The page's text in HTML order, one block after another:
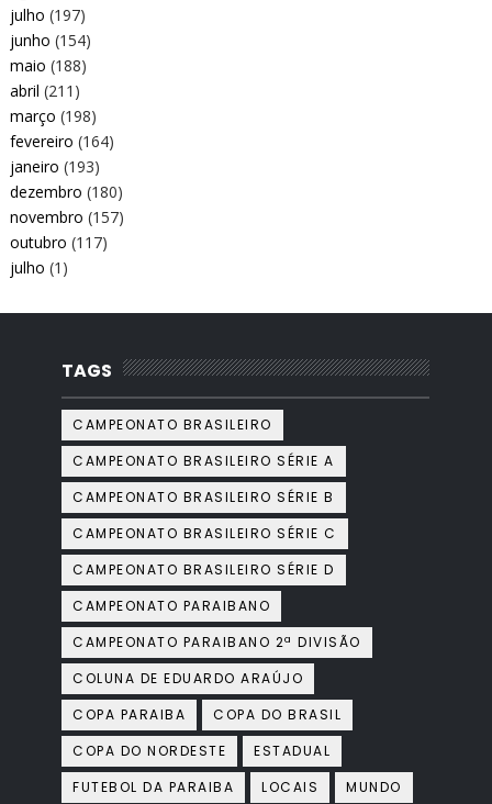
julho (197)
junho (154)
maio (188)
abril (211)
março (198)
fevereiro (164)
janeiro (193)
dezembro (180)
novembro (157)
outubro (117)
julho (1)
TAGS
CAMPEONATO BRASILEIRO
CAMPEONATO BRASILEIRO SÉRIE A
CAMPEONATO BRASILEIRO SÉRIE B
CAMPEONATO BRASILEIRO SÉRIE C
CAMPEONATO BRASILEIRO SÉRIE D
CAMPEONATO PARAIBANO
CAMPEONATO PARAIBANO 2ª DIVISÃO
COLUNA DE EDUARDO ARAÚJO
COPA PARAIBA
COPA DO BRASIL
COPA DO NORDESTE
ESTADUAL
FUTEBOL DA PARAIBA
LOCAIS
MUNDO